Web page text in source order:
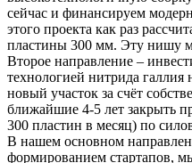
сейчас и финансируем
этого проекта как раз
пластины 300 мм. Эту нишу
Второе направление –
технологией нитрида
новый участок за счёт
ближайшие 4-5 лет закрыть
300 пластин в месяц) по
В нашем основном
формированием стартапов,